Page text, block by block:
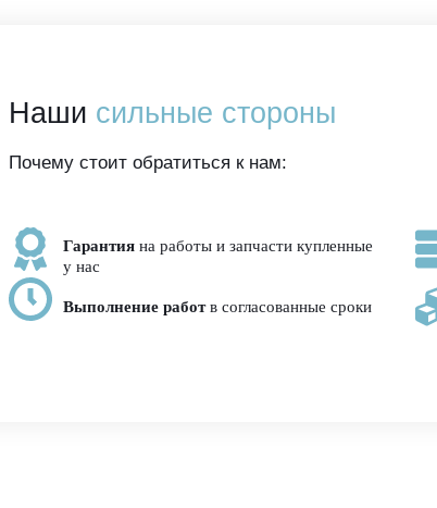
Наши сильные стороны
Почему стоит обратиться к нам:
Гарантия на работы и запчасти купленные
у нас
Выполнение работв согласованные сроки